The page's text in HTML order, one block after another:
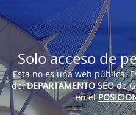
Solo acceso de
Esta no es una web pública.
delDEPARTAMENTO SEOde
en el